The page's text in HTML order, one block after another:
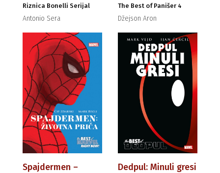
Riznica Bonelli Serijal
Antonio Sera
The Best of Panišer 4
Džejson Aron
Spajdermen – Dedpul: Minuli gresi